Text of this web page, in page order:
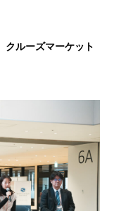
ルーズマーケット